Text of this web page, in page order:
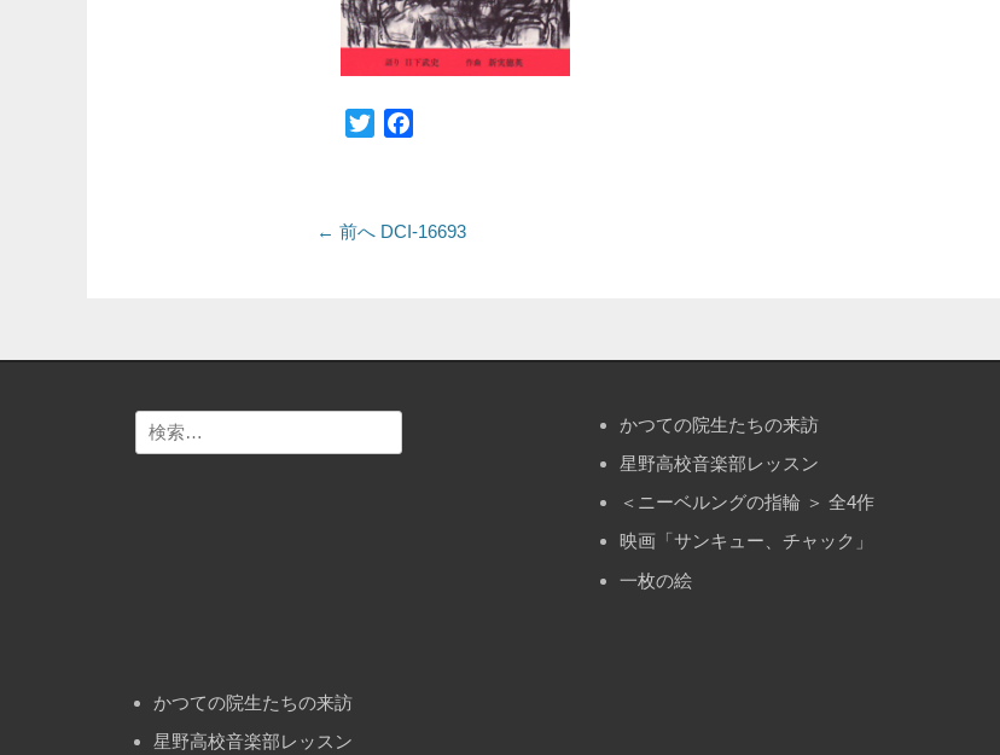
Twitter
投
ビ
← 前へ 前
DCI-16693
検
索:
かつての院生たちの来訪
星野高校音楽部レッスン
かつての院生たちの来訪
星野高校音楽部レッスン
＜ニーベルングの指輪 ＞ 全4作
映画「サンキュー、チャック」
一枚の絵